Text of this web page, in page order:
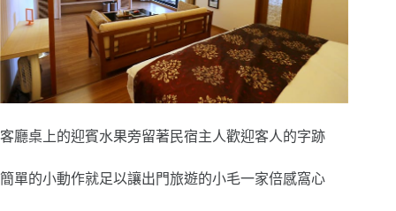
客廳桌上的迎賓水果旁留著民宿主人歡迎客人的字跡
簡單的小動作就足以讓出門旅遊的小毛一家倍感窩心